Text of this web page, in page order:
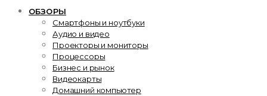
ОБЗОРЫ
Смартфоны и ноутбуки
Аудио и видео
Проекторы и мониторы
Процессоры
Бизнес и рынок
Видеокарты
Домашний компьютер